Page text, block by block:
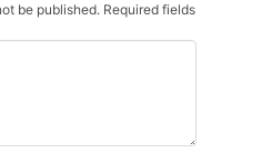
be published. Required fields